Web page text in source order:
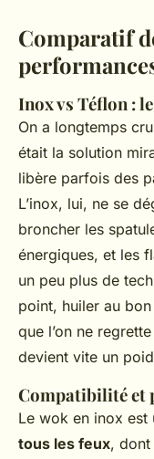
Comparatif
Inox vs Téflon :
On a longtemps
était la solution
libère parfois des
L’inox, lui, ne se
broncher les
énergiques, et les
un peu plus de
point, huiler au
que l’on ne
devient vite un
Compatibilité et
Le wok en inox
tous les feux, dont